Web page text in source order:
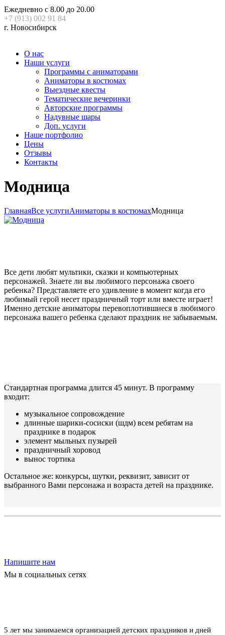
Ежедневно с 8.00 до 20.00
+7 (913) 002 91 84
г. Новосибирск
О нас
Наши услуги
Программы с аниматорами
Аниматоры в костюмах
Выездные квесты
Тематические вечеринки
Авторские программы
Надувные шары
Доп. услуги
Наше портфолио
Цены
Отзывы
Контакты
Модница
ГлавнаяВсе услугиАниматоры в костюмахМодница
Все дети любят мультики, сказки и компьютерных
персонажей. Знаете ли вы любимого персонажа своего
ребенка? Представляете его удивление в момент когда его
любимый герой несет праздничный торт или вместе играет!
Именно детские аниматоры перевоплотившиеся в любимого
персонажа вашего ребенка сделают праздник не забываемым.
Стандартная программа длится 45 минут. В программу
входит:
музыкальное сопровождение
длинные шарики-сосиски (шдм) всем ребятам на
празднике в подарок
элемент мыльных пузырей
праздничный хоровод
вынос тортика
Остальное же: конкурсы, шутки, реквизит, зависит от
выбранного Вами персонажа и возраста детей на празднике.
Напишите нам
Мы в социальных сетях
5 лет мы занимаемся организацией детских праздников и дней